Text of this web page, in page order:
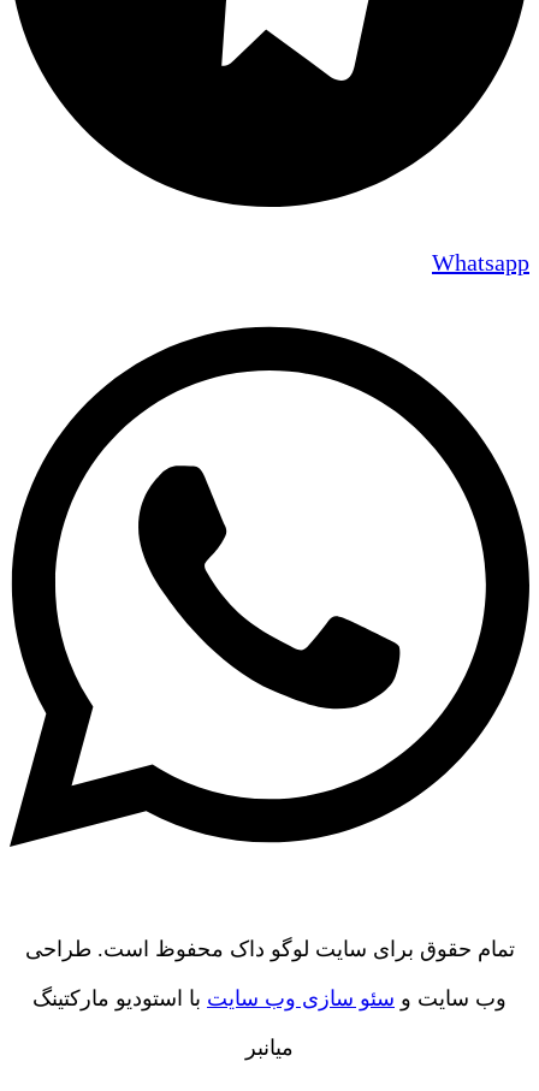
Whatsapp
تمام حقوق برای سایت لوگو داک محفوظ است. طراحی
وب سایت و سئو سازی وب سایت با استودیو مارکتینگ
میانبر